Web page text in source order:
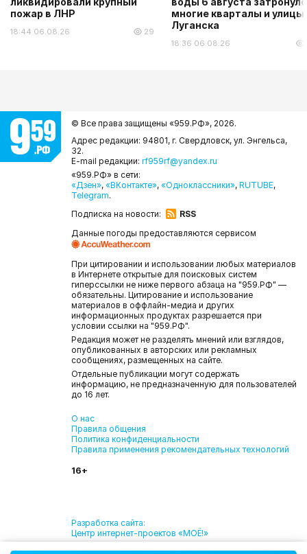
пожар в ЛНР
18:44 06.08.26 29
многие кварталы и улицы
Луганска
18:36 06.08.26
© Все права защищены «959.РФ», 2026.
Адрес редакции: 94801, г. Свердловск, ул. Энгельса,
32.
E-mail редакции: rf959rf@yandex.ru
«959.РФ» в сети:
«Дзен», «ВКонтакте», «Одноклассники», RUTUBE,
Telegram.
Подписка на новости:
RSS
Данные погоды предоставляются сервисом
При цитировании и использовании любых материалов
в Интернете открытые для поисковых систем
гиперссылки не ниже первого абзаца на "959.РФ" —
обязательны. Цитирование и использование
материалов в оффлайн-медиа и других
информационных продуктах разрешается при
условии ссылки на "959.РФ".
Редакция может не разделять мнений или взглядов,
опубликованных в авторских или рекламных
сообщениях, размещенных на сайте.
Отдельные публикации могут содержать
информацию, не предназначенную для пользователей
до 16 лет.
О нас
Правила общения
Политика конфиденциальности
Правила применения рекомендательных технологий
16+
Разработка сайта:
Центр интернет-проектов «МОЁ!»